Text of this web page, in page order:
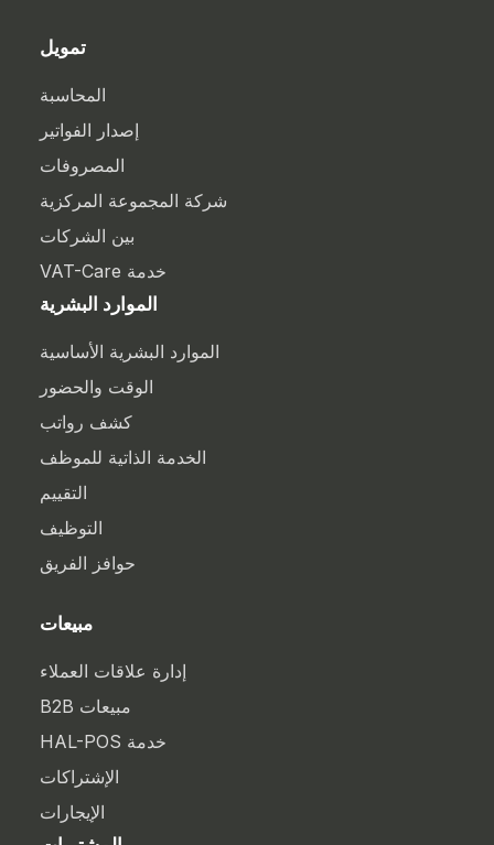
تمويل
المحاسبة
إصدار الفواتير
المصروفات
شركة المجموعة المركزية
بين الشركات
خدمة VAT-Care
الموارد البشرية
الموارد البشرية الأساسية
الوقت والحضور
كشف رواتب
الخدمة الذاتية للموظف
التقييم
التوظيف
حوافز الفريق
مبيعات
إدارة علاقات العملاء
مبيعات B2B
خدمة HAL-POS
الإشتراكات
الإيجارات